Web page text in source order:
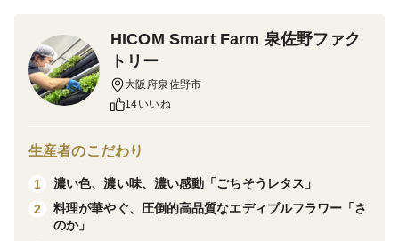
トリカラー＞。
完全室内型植物工場で、衛生管理を徹底しながら水耕栽
培と人工光源を組み合わせた先端技術で育成。
品質と供給を実現しました。
栽培期間中農薬不使用！クリーンな環境で栽培を行って
いますので、そのまま料理にお使いいただけます。
HICOM Smart Farm 泉佐野ファク
トリー
大阪府泉佐野市
14いいね
生産者のこだわり
1
濃い色、濃い味、濃い感動「ごちそうレタス」
2
料理が華やぐ、圧倒的高品質なエディブルフラワー「さ
のか」